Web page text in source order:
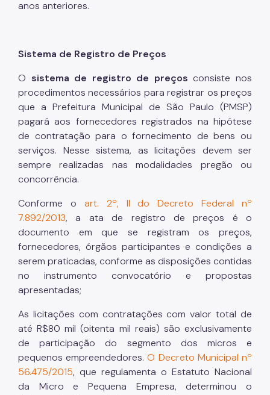
anos anteriores.
Sistema de Registro de Preços
O sistema de registro de preços consiste nos
procedimentos necessários para registrar os preços
que a Prefeitura Municipal de São Paulo (PMSP)
pagará aos fornecedores registrados na hipótese
de contratação para o fornecimento de bens ou
serviços. Nesse sistema, as licitações devem ser
sempre realizadas nas modalidades pregão ou
concorrência.
Conforme o art. 2º, II do Decreto Federal nº
7.892/2013, a ata de registro de preços é o
documento em que se registram os preços,
fornecedores, órgãos participantes e condições a
serem praticadas, conforme as disposições contidas
no instrumento convocatório e propostas
apresentadas;
As licitações com contratações com valor total de
até R$80 mil (oitenta mil reais) são exclusivamente
de participação do segmento dos micros e
pequenos empreendedores.O Decreto Municipal nº
56.475/2015, que regulamenta o Estatuto Nacional
da Micro e Pequena Empresa, determinou o